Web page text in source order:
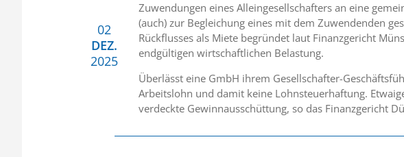
02
DEZ.
2025
Zuwendungen eines Alleingesellschafters an eine
(auch) zur Begleichung eines mit dem Zuwendenden
Rückflusses als Miete begründet laut Finanzgericht
endgültigen wirtschaftlichen Belastung.
Überlässt eine GmbH ihrem Gesellschafter-
Arbeitslohn und damit keine Lohnsteuerhaftung.
verdeckte Gewinnausschüttung, so das Finanzgericht